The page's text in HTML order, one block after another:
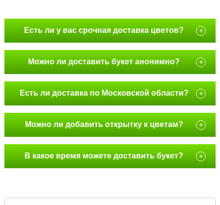
Есть ли у вас срочная доставка цветов? +
Можно ли доставить букет анонимно? +
Есть ли доставка по Московской области? +
Можно ли добавить открытку к цветам? +
В какое время можете доставить букет? +